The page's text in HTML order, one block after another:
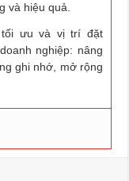
và hiệu quả.
tối ưu và vị trí đặt
nghiệp: nâng
ghi nhớ, mở rộng